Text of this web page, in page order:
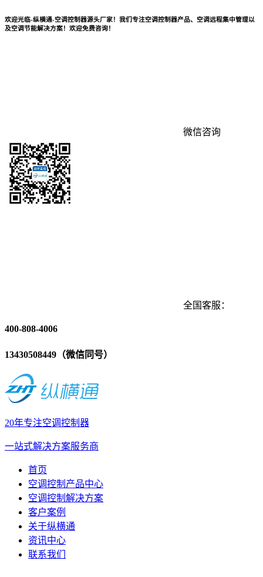
欢迎光临-纵横通-空调控制器源头厂家！我们专注空调控制器产品、空调远程集中管理以
及空调节能解决方案！欢迎免费咨询！
微信咨询
全国客服：
400-808-4006
13430508449（微信同号）
20年专注空调控制器
一站式解决方案服务商
首页
空调控制产品中心
空调控制解决方案
客户案例
关于纵横通
资讯中心
联系我们